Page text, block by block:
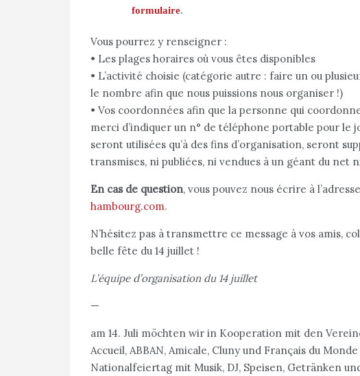
formulaire.
Vous pourrez y renseigner :
• Les plages horaires où vous êtes disponibles
• L’activité choisie (catégorie autre : faire un ou
le nombre afin que nous puissions nous organiser !)
• Vos coordonnées afin que la personne qui
merci d’indiquer un n° de téléphone portable pour le
seront utilisées qu’à des fins d’organisation, seront
transmises, ni publiées, ni vendues à un géant du net
En cas de question, vous pouvez nous écrire à l’adresse
hambourg.com.
N’hésitez pas à transmettre ce message à vos amis,
belle fête du 14 juillet !
L’équipe d’organisation du 14 juillet
—
am 14. Juli möchten wir in Kooperation mit den
Accueil, ABBAN, Amicale, Cluny und Français du
Nationalfeiertag mit Musik, DJ, Speisen, Getränken